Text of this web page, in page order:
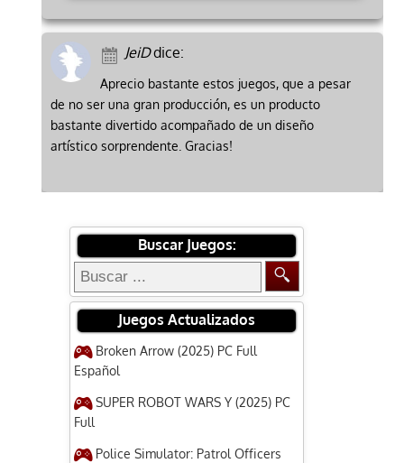
JeiDdice:
Aprecio bastante estos juegos, que a pesar
de no ser una gran producción, es un producto
bastante divertido acompañado de un diseño
artístico sorprendente. Gracias!
Buscar Juegos:
Juegos Actualizados
Broken Arrow (2025) PC Full
Español
SUPER ROBOT WARS Y (2025) PC
Full
Police Simulator: Patrol Officers